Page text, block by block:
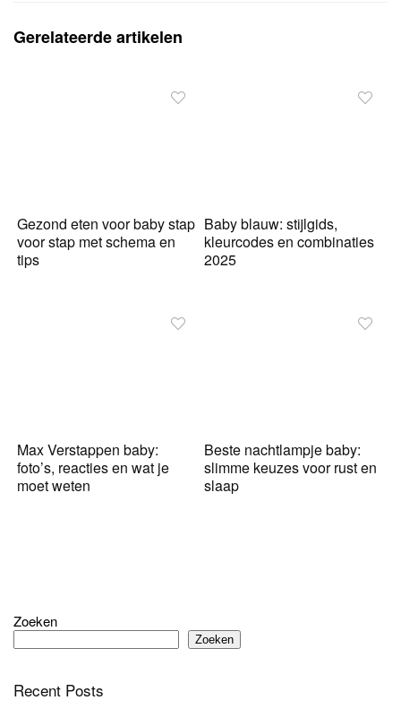
Gerelateerde artikelen
Gezond eten voor baby stap
voor stap met schema en
tips
Baby blauw: stijlgids,
kleurcodes en combinaties
2025
Max Verstappen baby:
foto’s, reacties en wat je
moet weten
Beste nachtlampje baby:
slimme keuzes voor rust en
slaap
Zoeken
Zoeken
Recent Posts